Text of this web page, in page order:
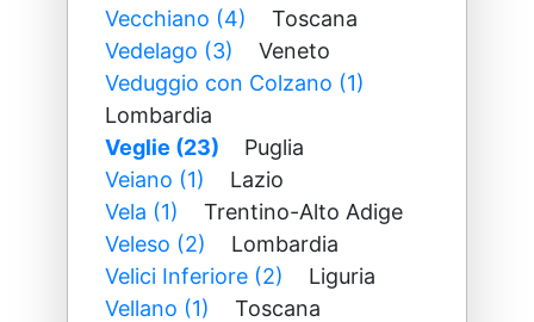
Vecchiano (4)
Toscana
Vedelago (3)
Veneto
Veduggio con Colzano (1)
Lombardia
Veglie (23)
Puglia
Veiano (1)
Lazio
Vela (1)
Trentino-Alto Adige
Veleso (2)
Lombardia
Velici Inferiore (2)
Liguria
Vellano (1)
Toscana